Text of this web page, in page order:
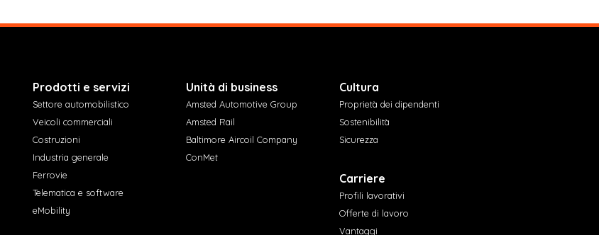
Prodotti e servizi
Settore automobilistico
Veicoli commerciali
Costruzioni
Industria generale
Ferrovie
Telematica e software
eMobility
Unità di business
Amsted Automotive Group
Amsted Rail
Baltimore Aircoil Company
ConMet
Cultura
Proprietà dei dipendenti
Sostenibilità
Sicurezza
Carriere
Profili lavorativi
Offerte di lavoro
Vantaggi